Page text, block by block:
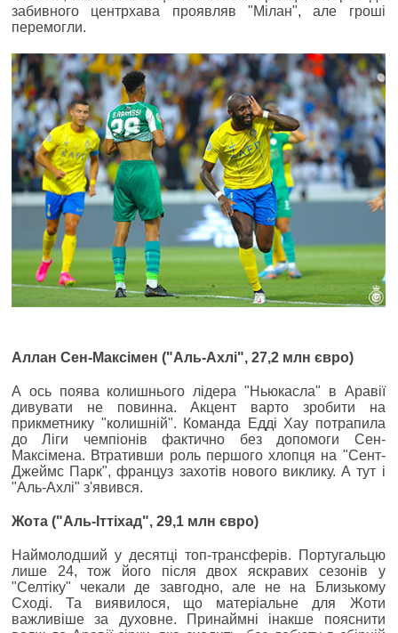
забивного центрхава проявляв "Мілан", але гроші
перемогли.
Аллан Сен-Максімен ("Аль-Ахлі", 27,2 млн євро)
А ось поява колишнього лідера "Ньюкасла" в Аравії
дивувати не повинна. Акцент варто зробити на
прикметнику "колишній". Команда Едді Хау потрапила
до Ліги чемпіонів фактично без допомоги Сен-
Максімена. Втративши роль першого хлопця на "Сент-
Джеймс Парк", француз захотів нового виклику. А тут і
"Аль-Ахлі" з'явився.
Жота ("Аль-Іттіхад", 29,1 млн євро)
Наймолодший у десятці топ-трансферів. Португальцю
лише 24, тож його після двох яскравих сезонів у
"Селтіку" чекали де завгодно, але не на Близькому
Сході. Та виявилося, що матеріальне для Жоти
важливіше за духовне. Принаймні інакше пояснити